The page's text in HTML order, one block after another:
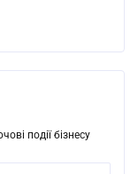
події бізнесу